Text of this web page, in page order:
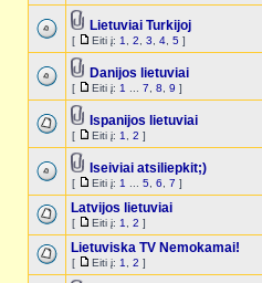
Lietuviai Turkijoj
[ Eiti į: 1 2 3 4 5 ]
Danijos lietuviai
[ Eiti į: 1 7 8 9 ]
Ispanijos lietuviai
[ Eiti į: 1 2 ]
Iseiviai atsiliepkit;)
[ Eiti į: 1 5 6 7 ]
Latvijos lietuviai
[ Eiti į: 1 2 ]
Lietuviska TV Nemokamai!
[ Eiti į: 1 2 ]